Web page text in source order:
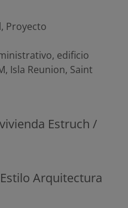
, Proyecto
, edificio
, Isla Reunion, Saint
Estruch /
Arquitectura